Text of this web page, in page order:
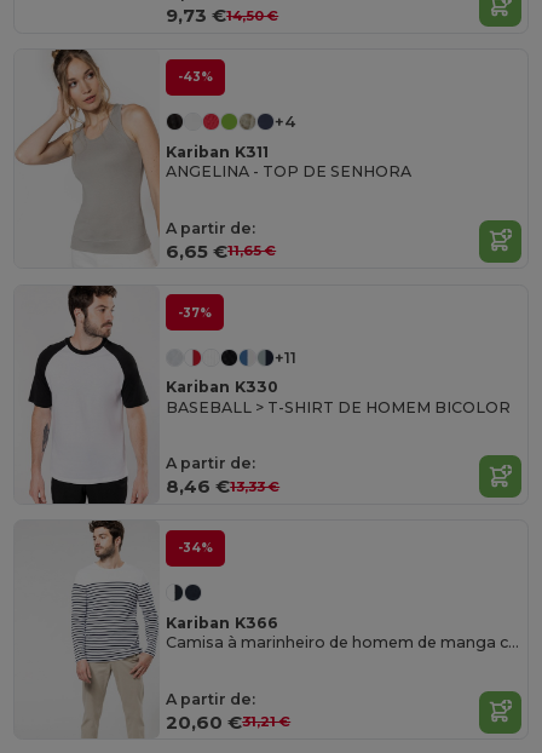
9,73 €14,50 €
-43%
+4
Kariban K311
ANGELINA - TOP DE SENHORA
A partir de:
6,65 €11,65 €
-37%
+11
Kariban K330
BASEBALL > T-SHIRT DE HOMEM BICOLOR
A partir de:
8,46 €13,33 €
-34%
Kariban K366
Camisa à marinheiro de homem de manga comprida
A partir de:
20,60 €31,21 €